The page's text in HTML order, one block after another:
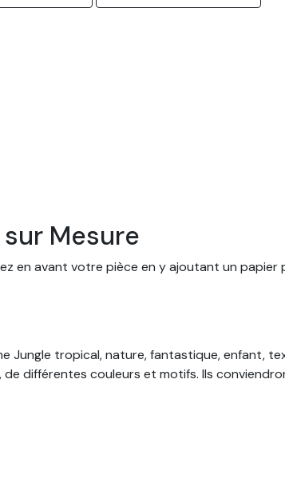
Mesure
en avant votre pièce en y ajoutant un papier
Jungle tropical, nature, fantastique, enfant,
différentes couleurs et motifs. Ils
bureaux.
et sans besoin de colle ! Nos papiers